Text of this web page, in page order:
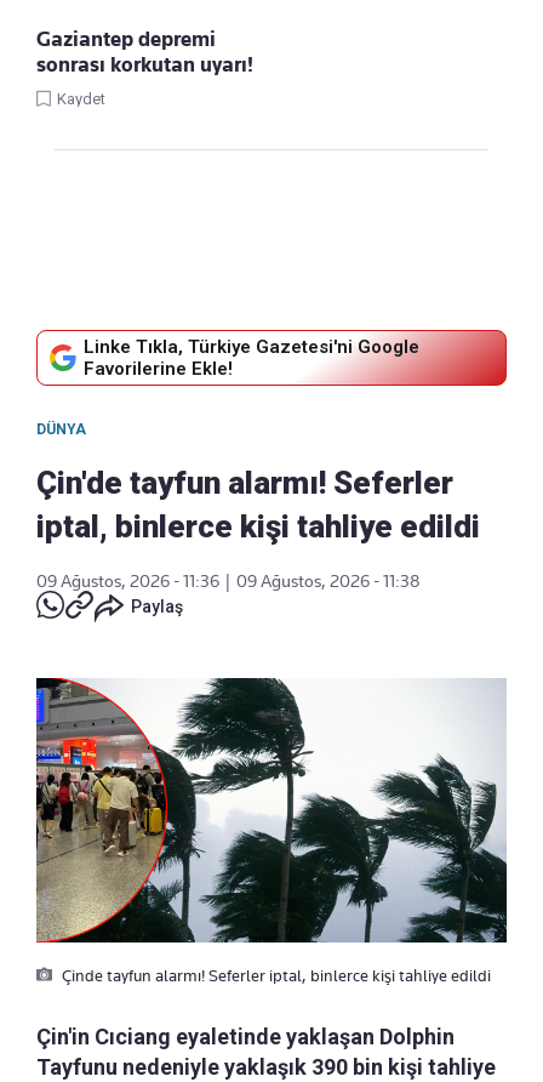
Gaziantep depremi
sonrası korkutan uyarı!
Kaydet
Linke Tıkla, Türkiye Gazetesi'ni Google
Favorilerine Ekle!
DÜNYA
Çin'de tayfun alarmı! Seferler
iptal, binlerce kişi tahliye edildi
09 Ağustos, 2026 - 11:36
09 Ağustos, 2026 - 11:38
Paylaş
Çinde tayfun alarmı! Seferler iptal, binlerce kişi tahliye edildi
Çin'in Cıciang eyaletinde yaklaşan Dolphin
Tayfunu nedeniyle yaklaşık 390 bin kişi tahliye